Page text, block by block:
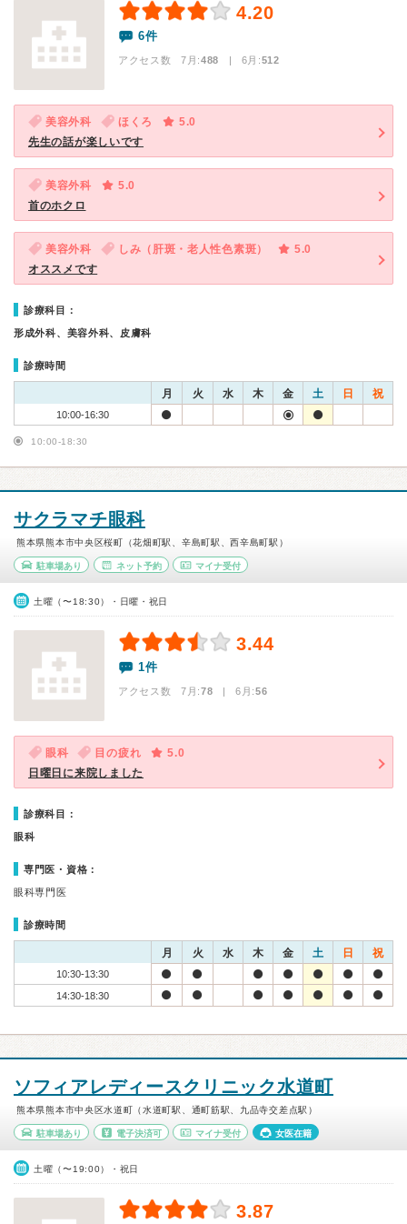
4.20
6件
アクセス数 7月:488 | 6月:512
美容外科 ほくろ
5.0
先生の話が楽しいです
美容外科
5.0
首のホクロ
美容外科 しみ（肝斑・老人性色素斑）
5.0
オススメです
診療科目：
形成外科、美容外科、皮膚科
診療時間
月 火 水 木 金 土 日 祝
10:00-16:30
10:00-18:30
サクラマチ眼科
熊本県熊本市中央区桜町（花畑町駅、辛島町駅、西辛島町駅）
駐車場あり ネット予約 マイナ受付
土曜（〜18:30）・日曜・祝日
3.44
1件
アクセス数 7月:78 | 6月:56
眼科 目の疲れ
5.0
日曜日に来院しました
診療科目：
眼科
専門医・資格：
眼科専門医
診療時間
月 火 水 木 金 土 日 祝
10:30-13:30
14:30-18:30
ソフィアレディースクリニック水道町
熊本県熊本市中央区水道町（水道町駅、通町筋駅、九品寺交差点駅）
駐車場あり 電子決済可 マイナ受付 女医在籍
土曜（〜19:00）・祝日
3.87